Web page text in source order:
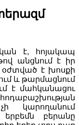
է, հոյակապ
անցնում է իր
է խոսքի
և թարմացնում
է մահկանացու
կարողանում
բերանը